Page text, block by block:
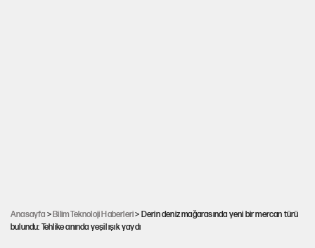
Anasayfa >Bilim Teknoloji Haberleri> Derin deniz mağarasında yeni bir mercan türü
bulundu: Tehlike anında yeşil ışık yaydı